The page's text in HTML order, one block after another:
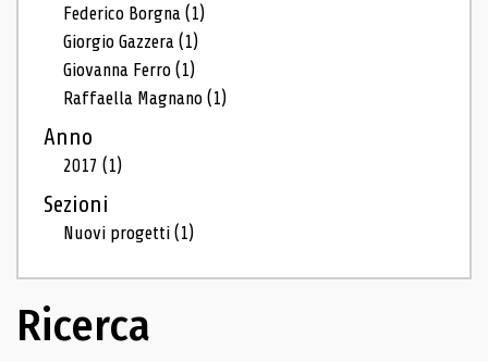
Federico Borgna(1)
Giorgio Gazzera(1)
Giovanna Ferro(1)
Raffaella Magnano(1)
Anno
2017(1)
Sezioni
Nuovi progetti(1)
Ricerca